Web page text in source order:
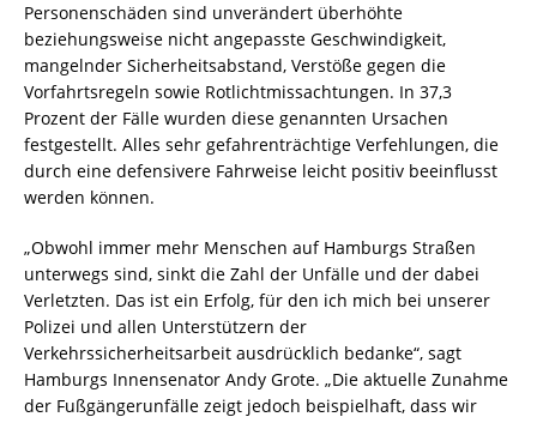
Personenschäden sind unverändert überhöhte
beziehungsweise nicht angepasste Geschwindigkeit,
mangelnder Sicherheitsabstand, Verstöße gegen die
Vorfahrtsregeln sowie Rotlichtmissachtungen. In 37,3
Prozent der Fälle wurden diese genannten Ursachen
festgestellt. Alles sehr gefahrenträchtige Verfehlungen, die
durch eine defensivere Fahrweise leicht positiv beeinflusst
werden können.
„Obwohl immer mehr Menschen auf Hamburgs Straßen
unterwegs sind, sinkt die Zahl der Unfälle und der dabei
Verletzten. Das ist ein Erfolg, für den ich mich bei unserer
Polizei und allen Unterstützern der
Verkehrssicherheitsarbeit ausdrücklich bedanke“, sagt
Hamburgs Innensenator Andy Grote. „Die aktuelle Zunahme
der Fußgängerunfälle zeigt jedoch beispielhaft, dass wir